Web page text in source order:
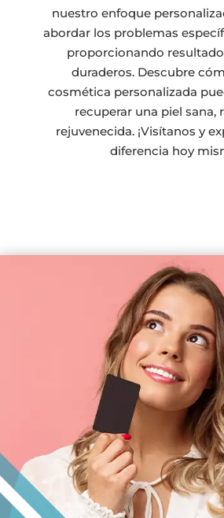
nuestro enfoque
abordar los problemas
proporcionando
duraderos. Descubre
cosmética personalizada
recuperar una piel sana,
rejuvenecida. ¡Visítanos y
diferencia hoy